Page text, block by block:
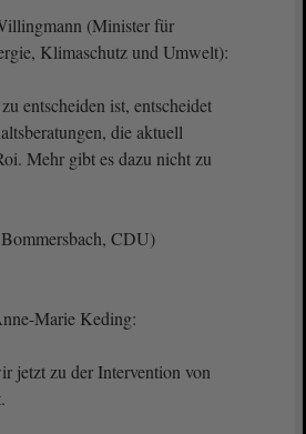
(Minister für
Klimaschutz und Umwelt):
entscheiden ist, entscheidet
die aktuell
Mehr gibt es dazu nicht zu
CDU)
Marie Keding:
jetzt zu der Intervention von